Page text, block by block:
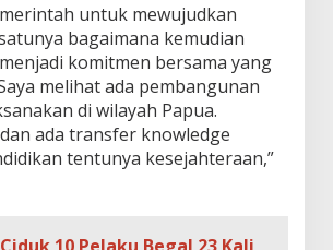
untuk mewujudkan
bagaimana kemudian
komitmen bersama yang
melihat ada pembangunan
di wilayah Papua.
ada transfer knowledge
tentunya kesejahteraan,”